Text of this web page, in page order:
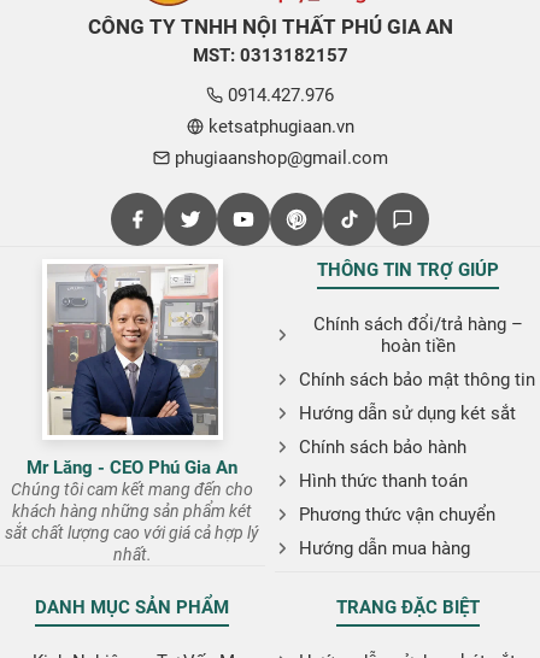
CÔNG TY TNHH NỘI THẤT PHÚ GIA AN
MST: 0313182157
0914.427.976
ketsatphugiaan.vn
phugiaanshop@gmail.com
Mr Lăng - CEO Phú Gia An
Chúng tôi cam kết mang đến cho
khách hàng những sản phẩm két
sắt chất lượng cao với giá cả hợp lý
nhất.
THÔNG TIN TRỢ GIÚP
Chính sách đổi/trả hàng –
hoàn tiền
Chính sách bảo mật thông tin
Hướng dẫn sử dụng két sắt
Chính sách bảo hành
Hình thức thanh toán
Phương thức vận chuyển
Hướng dẫn mua hàng
DANH MỤC SẢN PHẨM TRANG ĐẶC BIỆT